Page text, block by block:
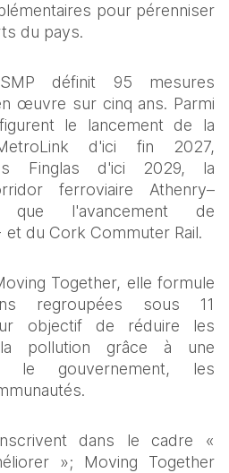
pour pérenniser
du pays.
définit 95 mesures
œuvre sur cinq ans. Parmi
le lancement de la
d'ici fin 2027,
Finglas d'ici 2029, la
ferroviaire Athenry–
que l'avancement de
et du Cork Commuter Rail.
Together, elle formule
regroupées sous 11
objectif de réduire les
pollution grâce à une
le gouvernement, les
dans le cadre «
»; Moving Together